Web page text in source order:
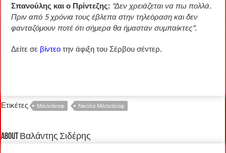
Σπανούλης και ο Πρίντεζης: “Δεν χρειάζεται να πω πολλά.
Πριν από 5 χρόνια τους έβλεπα στην τηλεόραση και δεν
φανταζόμουν ποτέ ότι σήμερα θα ήμασταν συμπαίκτες”.
Δείτε σε βίντεο την άφιξη του Σέρβου σέντερ.
Ετικέτες Μιλουτίνοφ Νικόλα Μιλουτίνοφ
About Βαλάντης Σιδέρης